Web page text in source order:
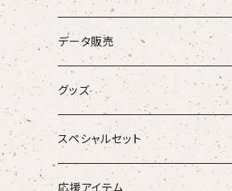
DVD
お得なセット
音源がダウンロードできるアイテム
データ販売
グッズ
スペシャルセット
応援アイテム